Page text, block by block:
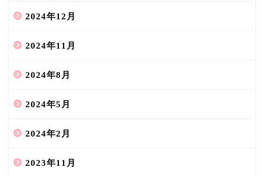
2024年12月
2024年11月
2024年8月
2024年5月
2024年2月
2023年11月